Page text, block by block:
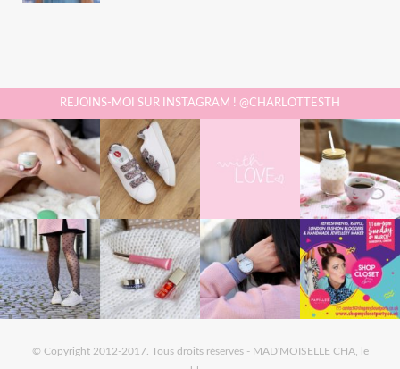
REJOINS-MOI SUR INSTAGRAM ! @CHARLOTTESTH
© Copyright 2012-2017. Tous droits réservés - MAD'MOISELLE CHA, le